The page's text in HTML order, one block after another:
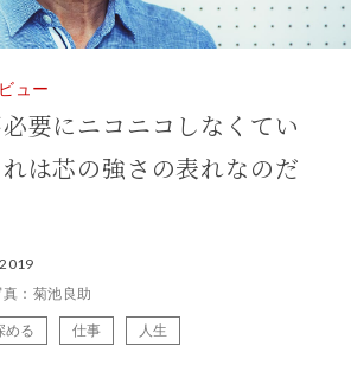
ュー
要にニコニコしなくてい
は芯の強さの表れなのだ
：菊池良助
める 仕事 人生